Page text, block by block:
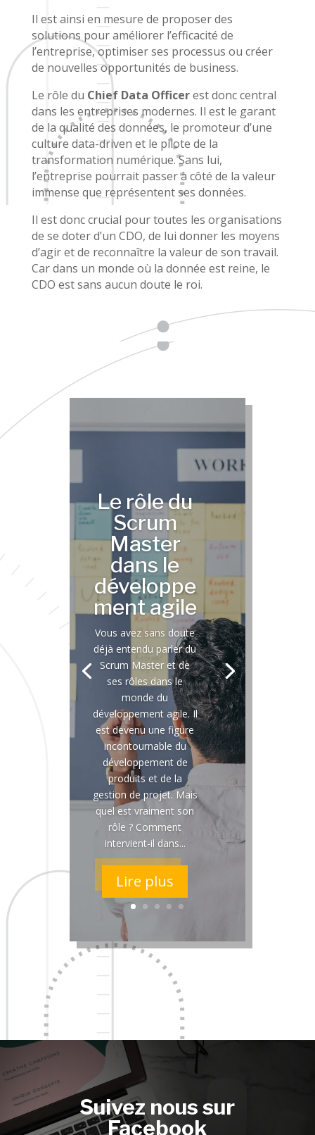
Il est ainsi en mesure de proposer des
solutions pour améliorer l’efficacité de
l’entreprise, optimiser ses processus ou créer
de nouvelles opportunités de business.
Le rôle du Chief Data Officerest donc central
dans les entreprises modernes. Il est le garant
de la qualité des données, le promoteur d’une
culture data-driven et le pilote de la
transformation numérique. Sans lui,
l’entreprise pourrait passer à côté de la valeur
immense que représentent ses données.
Il est donc crucial pour toutes les organisations
de se doter d’un CDO, de lui donner les moyens
d’agir et de reconnaître la valeur de son travail.
Car dans un monde où la donnée est reine, le
CDO est sans aucun doute le roi.
Le rôle du
Scrum
Master
dans le
développe
ment agile
Vous avez sans doute
déjà entendu parler du
Scrum Master et de
ses rôles dans le
monde du
développement agile. Il
est devenu une figure
incontournable du
développement de
produits et de la
gestion de projet. Mais
quel est vraiment son
rôle ? Comment
intervient-il dans...
Lire plus
Suivez nous sur
Facebook